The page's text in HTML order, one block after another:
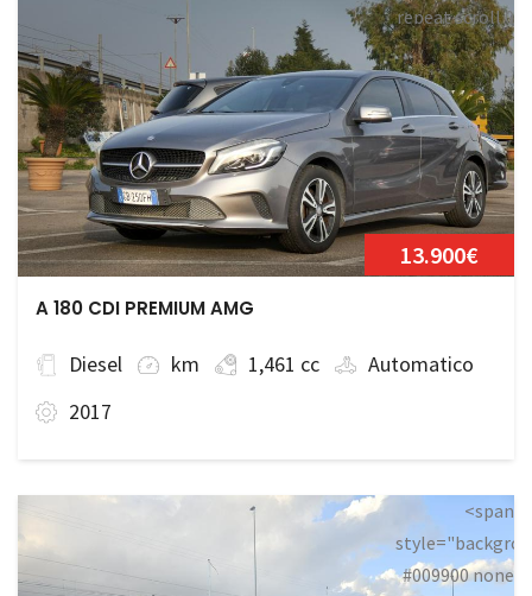
repeat scroll 0
13.900€
A 180 CDI PREMIUM AMG
Diesel km 1,461 cc
Automatico
2017
<span
#009900 none